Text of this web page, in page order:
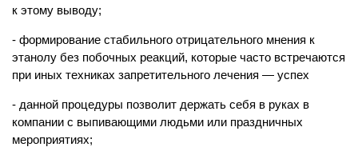
восстанавливающие, витамины)
Предварительный сбор анализов
Медикаментозная терапия
Консультации и рекомендации
Круглосуточное наблюдение специалистов
Индивидуальное многоразовое питание
к этому выводу;
формирование стабильного отрицательного мнения к
этанолу без побочных реакций, которые часто встречаются
при иных техниках запретительного лечения — успех
данной процедуры позволит держать себя в руках в
компании с выпивающими людьми или праздничных
мероприятиях;